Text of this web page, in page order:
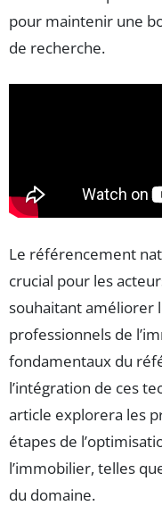
pour maintenir une
de recherche.
Le référencement
crucial pour les
souhaitant améliorer
professionnels de
fondamentaux du
l’intégration de ces
article explorera les
étapes de
l’immobilier, telles
du domaine.